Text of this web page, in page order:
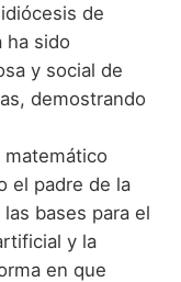
de
ha sido
y social de
demostrando
matemático
el padre de la
bases para el
y la
en que